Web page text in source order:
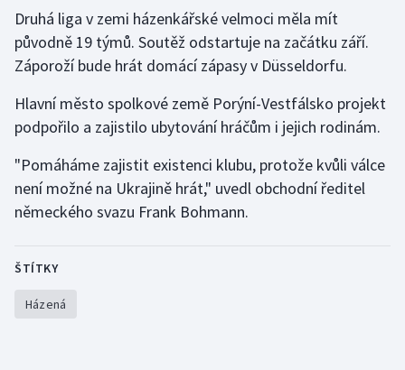
Házená
Judo
Krasobruslení
Lezení
Lyže a snowboard
Moderní pětiboj
Druhá liga v zemi házenkářské velmoci měla mít
původně 19 týmů. Soutěž odstartuje na začátku září.
Záporoží bude hrát domácí zápasy v Düsseldorfu.
Hlavní město spolkové země Porýní-Vestfálsko projekt
podpořilo a zajistilo ubytování hráčům i jejich rodinám.
"Pomáháme zajistit existenci klubu, protože kvůli válce
není možné na Ukrajině hrát," uvedl obchodní ředitel
německého svazu Frank Bohmann.
ŠTÍTKY
Házená